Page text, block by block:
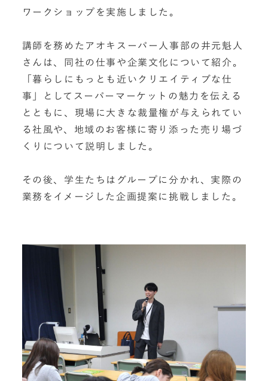
ワークショップを実施しました。
講師を務めたアオキスーパー人事部の井元魁人
さんは、同社の仕事や企業文化について紹介。
「暮らしにもっとも近いクリエイティブな仕
事」としてスーパーマーケットの魅力を伝える
とともに、現場に大きな裁量権が与えられてい
る社風や、地域のお客様に寄り添った売り場づ
くりについて説明しました。
その後、学生たちはグループに分かれ、実際の
業務をイメージした企画提案に挑戦しました。